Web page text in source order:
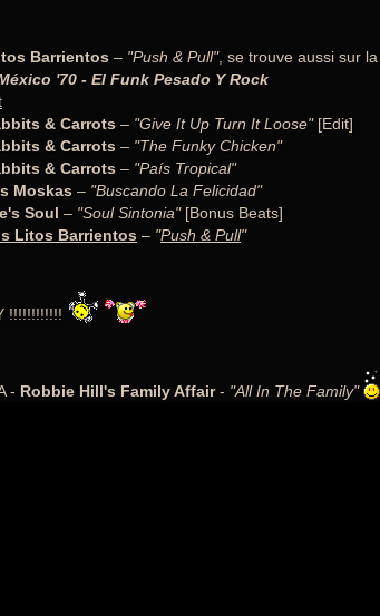
Barrientos – "Push & Pull", se trouve aussi sur
'70 - El Funk Pesado Y Rock
& Carrots – "Give It Up Turn It Loose"[Edit]
& Carrots – "The Funky Chicken"
& Carrots – "País Tropical"
Moskas – "Buscando La Felicidad"
Soul – "Soul Sintonia"[Bonus Beats]
Litos Barrientos – "Push & Pull"
!!!!!!!!!!!!
- Robbie Hill's Family Affair- "All In The Family"